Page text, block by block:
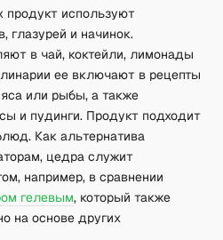
продукт используют
глазурей и начинок.
в чай, коктейли, лимонады
ее включают в рецепты
или рыбы, а также
и пудинги. Продукт подходит
Как альтернатива
цедра служит
например, в сравнении
гелевым, который также
на основе других